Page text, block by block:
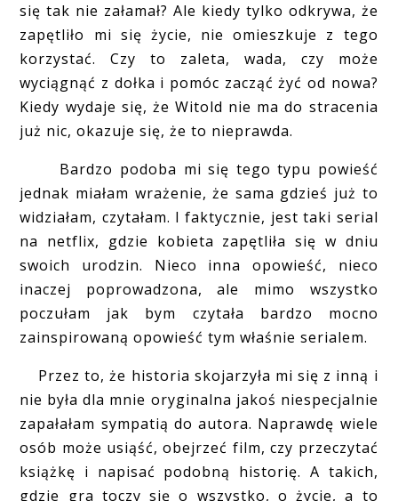
się tak nie załamał? Ale kiedy tylko odkrywa, że
zapętliło mi się życie, nie omieszkuje z tego
korzystać. Czy to zaleta, wada, czy może
wyciągnąć z dołka i pomóc zacząć żyć od nowa?
Kiedy wydaje się, że Witold nie ma do stracenia
już nic, okazuje się, że to nieprawda.
Bardzo podoba mi się tego typu powieść
jednak miałam wrażenie, że sama gdzieś już to
widziałam, czytałam. I faktycznie, jest taki serial
na netflix, gdzie kobieta zapętliła się w dniu
swoich urodzin. Nieco inna opowieść, nieco
inaczej poprowadzona, ale mimo wszystko
poczułam jak bym czytała bardzo mocno
zainspirowaną opowieść tym właśnie serialem.
Przez to, że historia skojarzyła mi się z inną i
nie była dla mnie oryginalna jakoś niespecjalnie
zapałałam sympatią do autora. Naprawdę wiele
osób może usiąść, obejrzeć film, czy przeczytać
książkę i napisać podobną historię. A takich,
gdzie gra toczy się o wszystko, o życie, a to